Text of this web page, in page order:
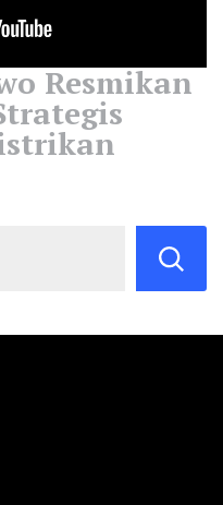
Resmikan